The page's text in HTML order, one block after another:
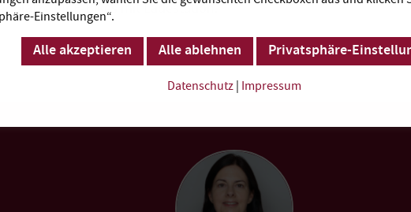
für E-Bikes mit Ladestation.
Einstellungen“.
Alle akzeptieren Alle ablehnen Privatsphäre-
Datenschutz | Impressum